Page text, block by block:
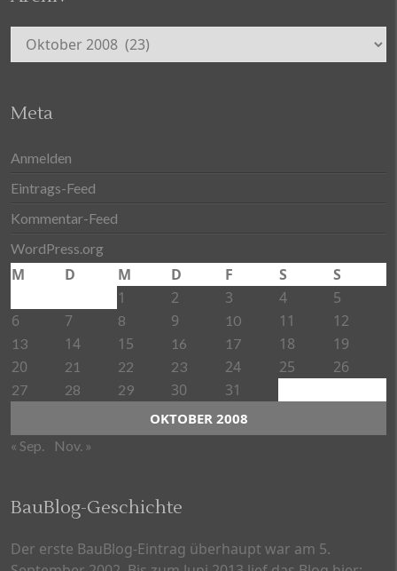
Archiv
Meta
Anmelden
Eintrags-Feed
Kommentar-Feed
WordPress.org
OKTOBER 2008
M D M D F S
S
1
2 3 4
5
6
7 8 9 10 11 12
13 14 15 16 17 18
19
20
21 22 23 24 25 26
27 28 29 30 31
« Sep. Nov. »
BauBlog-Geschichte
Der erste BauBlog-Eintrag überhaupt war am 5.